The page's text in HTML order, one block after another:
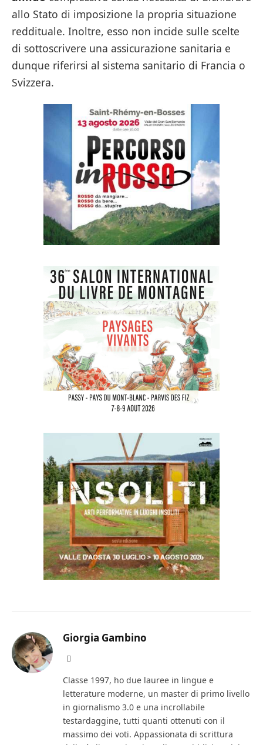
allo Stato di imposizione la propria situazione
reddituale. Inoltre, esso non incide sulle scelte
di sottoscrivere una assicurazione sanitaria e
dunque riferirsi al sistema sanitario di Francia o
Svizzera.
Giorgia Gambino
Classe 1997, ho due lauree in lingue e
letterature moderne, un master di primo livello
in giornalismo 3.0 e una incrollabile
testardaggine, tutti quanti ottenuti con il
massimo dei voti. Appassionata di scrittura